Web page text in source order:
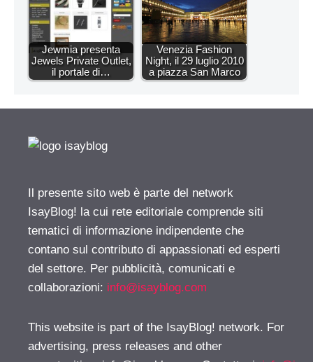
Jewmia presenta
Jewels Private Outlet,
il portale di…
Venezia Fashion
Night, il 29 luglio 2010
a piazza San Marco
Il presente sito web è parte del network
IsayBlog! la cui rete editoriale comprende siti
tematici di informazione indipendente che
contano sul contributo di appassionati ed esperti
del settore. Per pubblicità, comunicati e
collaborazioni: info@isayblog.com
This website is part of the IsayBlog! network. For
advertising, press releases and other